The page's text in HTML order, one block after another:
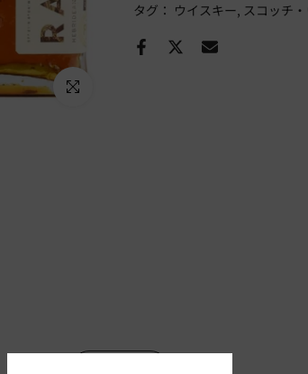
Click to enlarge
タグ： ウイスキー スコッチ